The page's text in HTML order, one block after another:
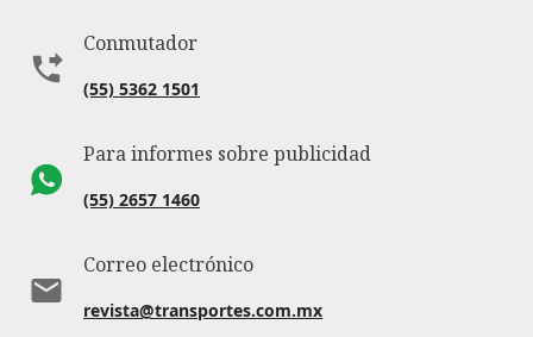
Conmutador
(55) 5362 1501
Para informes sobre publicidad
(55) 2657 1460
Correo electrónico
revista@transportes.com.mx